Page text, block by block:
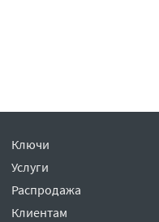
Ключи
Услуги
Распродажа
Клиентам